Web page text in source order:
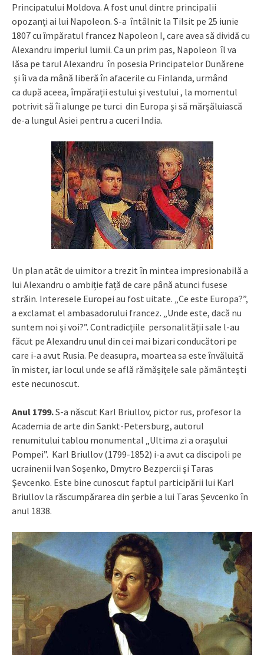
Principatului Moldova. A fost unul dintre principalii
opozanţi ai lui Napoleon. S-a întâlnit la Tilsit pe 25 iunie
1807 cu împăratul francez Napoleon I, care avea să dividă cu
Alexandru imperiul lumii. Ca un prim pas, Napoleon îl va
lăsa pe tarul Alexandru în posesia Principatelor Dunărene
și îi va da mână liberă în afacerile cu Finlanda, urmând
ca după aceea, împărații estului şi vestului , la momentul
potrivit să îi alunge pe turci din Europa și să mărșăluiască
de-a lungul Asiei pentru a cuceri India.
Un plan atât de uimitor a trezit în mintea impresionabilă a
lui Alexandru o ambiție față de care până atunci fusese
străin. Interesele Europei au fost uitate. „Ce este Europa?”,
a exclamat el ambasadorului francez. „Unde este, dacă nu
suntem noi și voi?”. Contradicțiile personalității sale l-au
făcut pe Alexandru unul din cei mai bizari conducători pe
care i-a avut Rusia. Pe deasupra, moartea sa este învăluită
în mister, iar locul unde se află rămășițele sale pământeşti
este necunoscut.
Anul 1799.S-a născut Karl Briullov, pictor rus, profesor la
Academia de arte din Sankt-Petersburg, autorul
renumitului tablou monumental „Ultima zi a oraşului
Pompei”. Karl Briullov (1799-1852) i-a avut ca discipoli pe
ucrainenii Ivan Soşenko, Dmytro Bezpercii şi Taras
Şevcenko. Este bine cunoscut faptul participării lui Karl
Briullov la răscumpărarea din şerbie a lui Taras Şevcenko în
anul 1838.